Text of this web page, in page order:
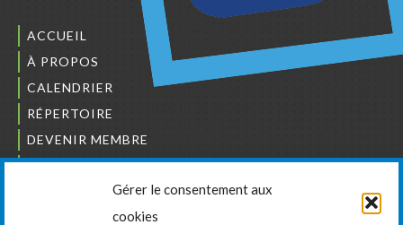
Gérer le consentement aux
cookies
ACCUEIL
À PROPOS
CALENDRIER
RÉPERTOIRE
DEVENIR MEMBRE
NOUS JOINDRE
L’ORDRE DES BÂTISSEURS